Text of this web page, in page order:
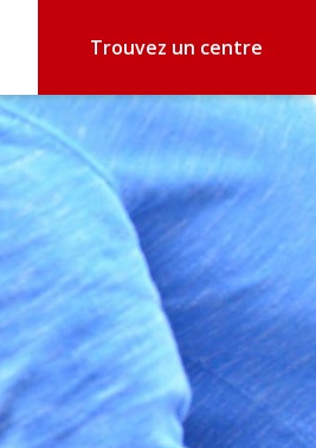
Trouvez un centre